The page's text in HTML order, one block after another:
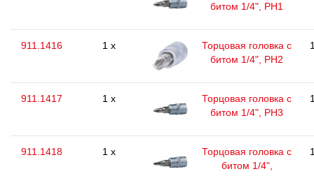
битом 1/4", PH1
911.1416 1 x
Торцовая головка с
битом 1/4", РН2
911.1417 1 x
Торцовая головка с
битом 1/4", РН3
911.1418 1 x
Торцовая головка с
битом 1/4",